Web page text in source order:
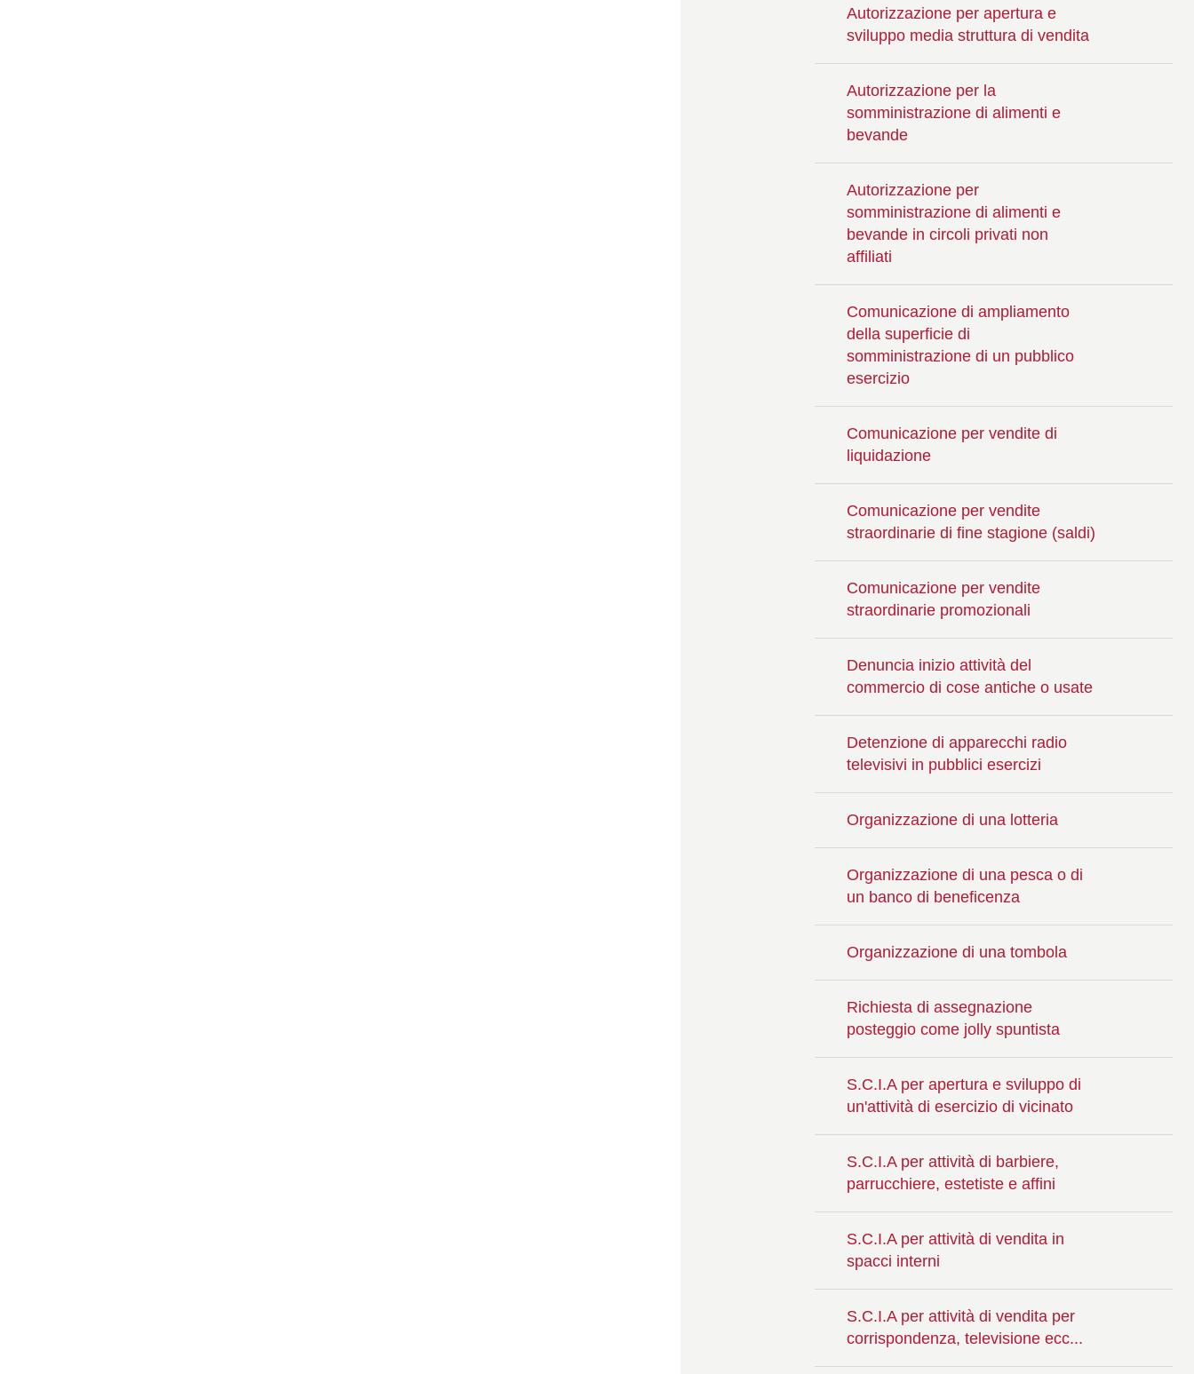
Autorizzazione per apertura e
sviluppo media struttura di vendita
Autorizzazione per la
somministrazione di alimenti e
bevande
Autorizzazione per
somministrazione di alimenti e
bevande in circoli privati non
affiliati
Comunicazione di ampliamento
della superficie di
somministrazione di un pubblico
esercizio
Comunicazione per vendite di
liquidazione
Comunicazione per vendite
straordinarie di fine stagione (saldi)
Comunicazione per vendite
straordinarie promozionali
Denuncia inizio attività del
commercio di cose antiche o usate
Detenzione di apparecchi radio
televisivi in pubblici esercizi
Organizzazione di una lotteria
Organizzazione di una pesca o di
un banco di beneficenza
Organizzazione di una tombola
Richiesta di assegnazione
posteggio come jolly spuntista
S.C.I.A per apertura e sviluppo di
un'attività di esercizio di vicinato
S.C.I.A per attività di barbiere,
parrucchiere, estetiste e affini
S.C.I.A per attività di vendita in
spacci interni
S.C.I.A per attività di vendita per
corrispondenza, televisione ecc...